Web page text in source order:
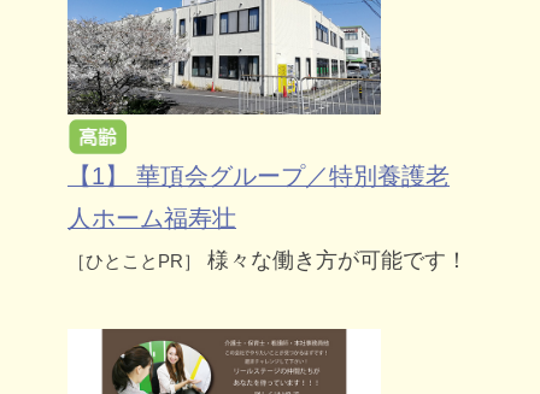
【1】 華頂会グループ／特別養護老
人ホーム福寿壮
［ひとことPR］ 様々な働き方が可能です！